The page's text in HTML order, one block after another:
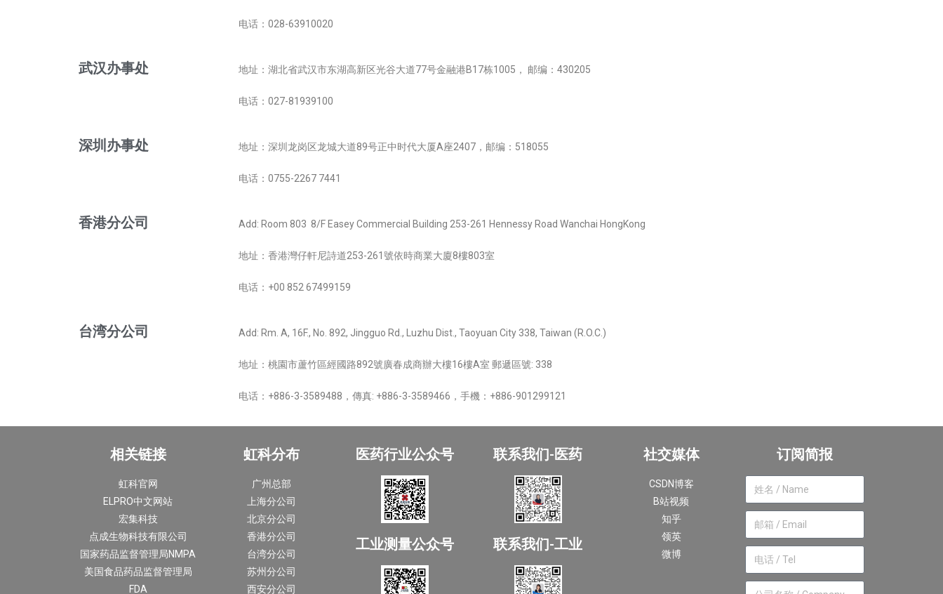
电话：028-63910020
武汉办事处 地址：湖北省武汉市东湖高新区光谷大道77号金融港B17栋1005， 邮编：430205
电话：027-81939100
深圳办事处 地址：深圳龙岗区龙城大道89号正中时代大厦A座2407，邮编：518055
电话：0755-2267 7441
香港分公司 Add: Room 803 8/F Easey Commercial Building 253-261 Hennessy Road Wanchai HongKong
地址：香港灣仔軒尼詩道253-261號依時商業大廈8樓803室
电话：+00 852 67499159
台湾分公司 Add: Rm. A, 16F., No. 892, Jingguo Rd., Luzhu Dist., Taoyuan City 338, Taiwan (R.O.C.)
地址：桃園市蘆竹區經國路892號廣春成商辦大樓16樓A室 郵遞區號: 338
电话：+886-3-3589488，傳真: +886-3-3589466，手機：+886-901299121
相关链接
虹科官网
ELPRO中文网站
宏集科技
点成生物科技有限公司
国家药品监督管理局NMPA
美国食品药品监督管理局
FDA
虹科分布
广州总部
上海分公司
北京分公司
香港分公司
台湾分公司
苏州分公司
西安分公司
医药行业公众号
工业测量公众号
联系我们-医药
联系我们-工业
社交媒体
CSDN博客
B站视频
知乎
领英
微博
订阅简报